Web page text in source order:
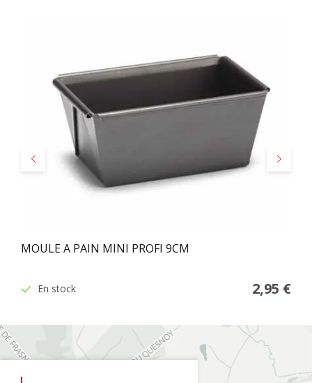
Précédent Suivant
MOULE A PAIN MINI PROFI 9CM
En stock 2,95 €